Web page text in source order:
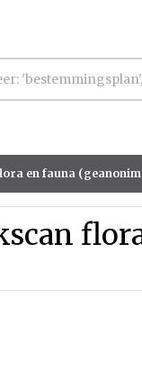
en fauna (geanonimiseerd)